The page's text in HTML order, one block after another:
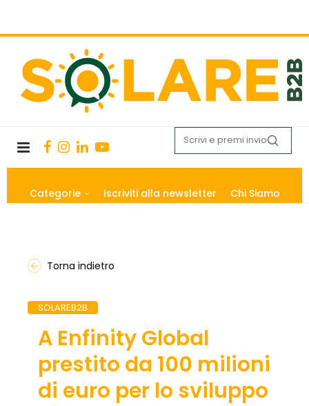
Categorie Iscriviti alla newsletter Chi Siamo
Torna indietro
SOLAREB2B
A Enfinity Global
prestito da 100 milioni
di euro per lo sviluppo